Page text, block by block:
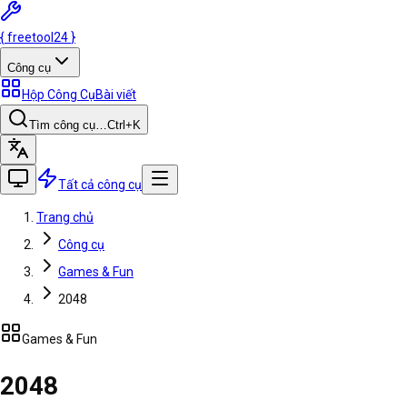
{freetool 24 }
Công cụ
Hộp Công CụBài viết
Tìm công cụ…Ctrl +K
Tất cả công cụ
Trang chủ
Công cụ
Games & Fun
2048
Games & Fun
2048